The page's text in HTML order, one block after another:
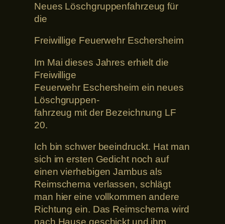
Neues Löschgruppenfahrzeug für
die
Freiwillige Feuerwehr Eschersheim
Im Mai dieses Jahres erhielt die
Freiwillige
Feuerwehr Eschersheim ein neues
Löschgruppen-
fahrzeug mit der Bezeichnung LF
20.
Ich bin schwer beeindruckt. Hat man
sich im ersten Gedicht noch auf
einen vierhebigen Jambus als
Reimschema verlassen, schlägt
man hier eine vollkommen andere
Richtung ein. Das Reimschema wird
nach Hause geschickt und ihm